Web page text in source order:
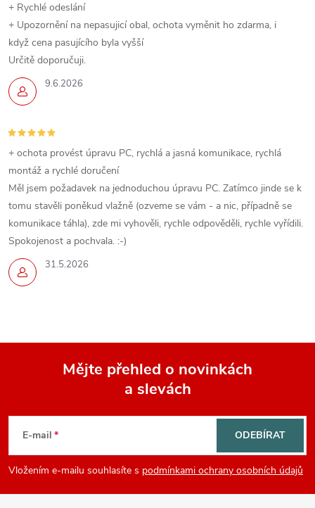
9.6.2026
+ Rychlé odeslání
+ Upozornění na nepasujicí obal, ochota vyměnit ho zdarma, i
když cena pasujícího byla vyšší
Určitě doporučuji.
31.5.2026
+ ochota provést úpravu PC, rychlá a jasná komunikace, rychlá
montáž a rychlé doručení
Měl jsem požadavek na jednoduchou úpravu PC. Zatímco jinde se k
tomu stavěli poněkud vlažně (ozveme se vám - a nic, případně se
komunikace táhla), zde mi vyhověli, rychle odpověděli, rychle vyřídili.
Spokojenost a pochvala. :-)
p
Mějte přehled o novinkách
a slevách
E-mail
Vložením e-mailu souhlasíte s podmínkami ochrany osobních údajů
ODEBÍRAT